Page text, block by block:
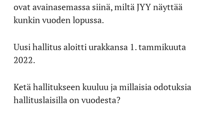
ovat avainasemassa siinä, miltä JYY näyttää
kunkin vuoden lopussa.
Uusi hallitus aloitti urakkansa 1. tammikuuta
2022.
Ketä hallitukseen kuuluu ja millaisia odotuksia
hallituslaisilla on vuodesta?